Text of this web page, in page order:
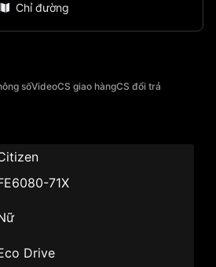
Chỉ đường
sốVideoCS giao hàngCS đổi trả
71X
Drive